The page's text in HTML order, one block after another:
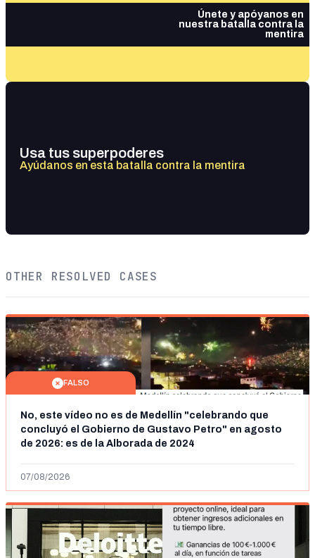
Únete y apóyanos en
nuestra batalla contra la
mentira
Usa tus superpoderes
Ayúdanos en esta batalla contra la mentira
OTHER RESOLVED CASES
FALSO
No, este vídeo no es de Medellín "celebrando que
concluyó el Gobierno de Gustavo Petro" en agosto
de 2026: es de la Alborada de 2024
07/08/2026